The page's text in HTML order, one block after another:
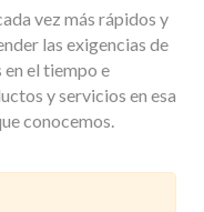
vez más rápidos y
las exigencias de
el tiempo e
y servicios en esa
conocemos.